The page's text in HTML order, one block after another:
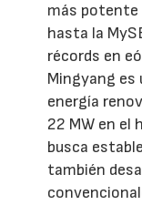
más potente
hasta la
récords en
Mingyang
energía
22 MW en el
busca
también